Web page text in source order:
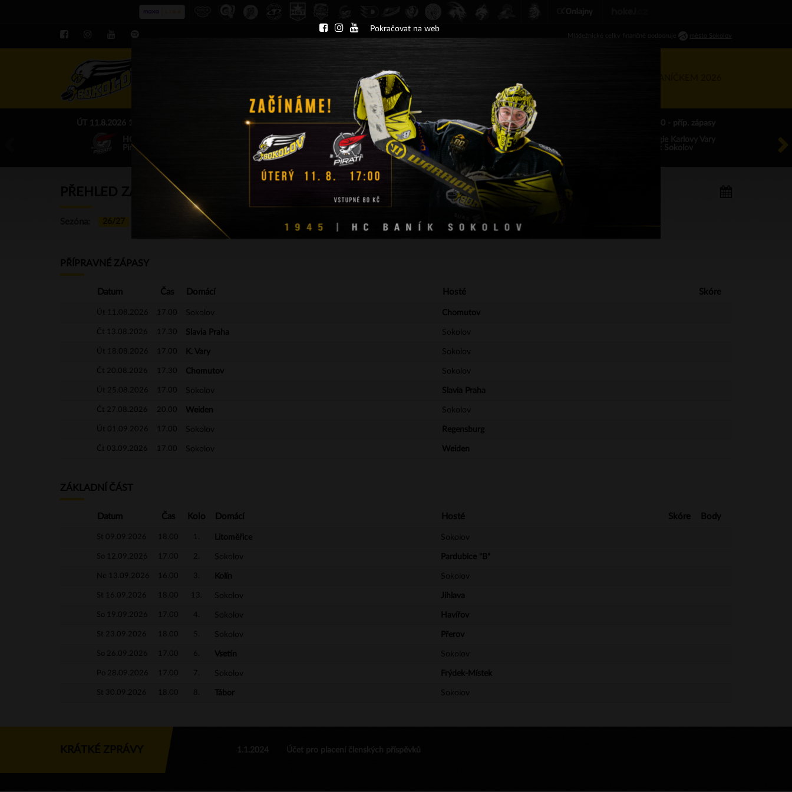
KLUB A-TÝM
ÚT 11.8.2026 17.00 - příp. zápasy
Piráti Chomutov
ČT 13.8.2026 17.30 - příp. zápasy
HC Slavia Praha
HC Baník Sokolov
ÚT 18.8.2026 17.00 - příp. zápasy
PŘEHLED ZÁPASŮ: A-TÝM
02/03
PŘÍPRAVNÉ ZÁPASY
Datum Čas Domácí Hosté Skóre
Út 11.08.2026 17.00 Sokolov Chomutov
Čt 13.08.2026 17.30 Slavia Praha Sokolov
Út 18.08.2026 17.00 K. Vary Sokolov
Čt 20.08.2026 17.30 Chomutov Sokolov
Út 25.08.2026 17.00 Sokolov Slavia Praha
Čt 27.08.2026 20.00 Weiden Sokolov
Út 01.09.2026 17.00 Sokolov Regensburg
Čt 03.09.2026 17.00 Sokolov Weiden
ZÁKLADNÍ ČÁST
Datum Čas Kolo Domácí Hosté Skóre Body
St 09.09.2026 18.00 1. Litoměřice Sokolov
So 12.09.2026 17.00 2. Sokolov Pardubice "B"
Ne 13.09.2026 16.00 3. Kolín Sokolov
St 16.09.2026 18.00 13. Sokolov Jihlava
So 19.09.2026 17.00 4. Sokolov Havířov
St 23.09.2026 18.00 5. Sokolov Přerov
So 26.09.2026 17.00 6. Vsetín Sokolov
Po 28.09.2026 17.00 7. Sokolov Frýdek-Místek
St 30.09.2026 18.00 8. Tábor Sokolov
KRÁTKÉ ZPRÁVY 1.1.2024 Účet pro placení členských příspěvků
Pokračovat na web